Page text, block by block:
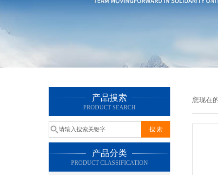
产品搜索
PRODUCT SEARCH
产品分类
PRODUCT CLASSIFICATION
您现在